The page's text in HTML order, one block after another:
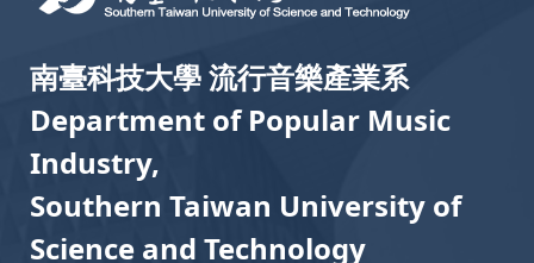
南臺科技大學 流行音樂產業系
Department of Popular Music
Industry,
Southern Taiwan University of
Science and Technology